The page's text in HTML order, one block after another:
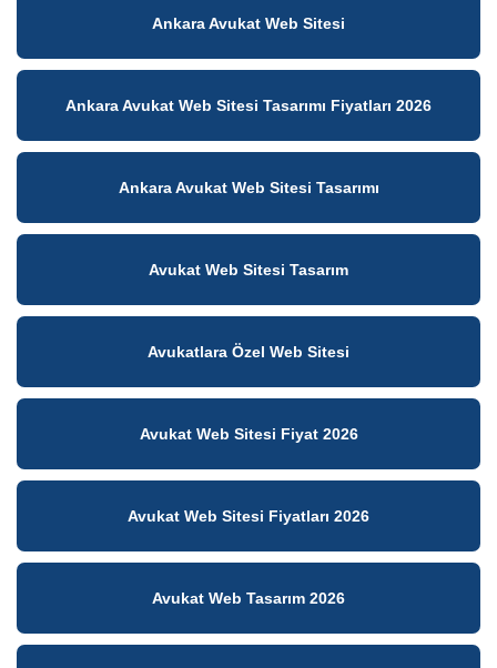
Ankara Avukat Web Sitesi
Ankara Avukat Web Sitesi Tasarımı Fiyatları 2026
Ankara Avukat Web Sitesi Tasarımı
Avukat Web Sitesi Tasarım
Avukatlara Özel Web Sitesi
Avukat Web Sitesi Fiyat 2026
Avukat Web Sitesi Fiyatları 2026
Avukat Web Tasarım 2026